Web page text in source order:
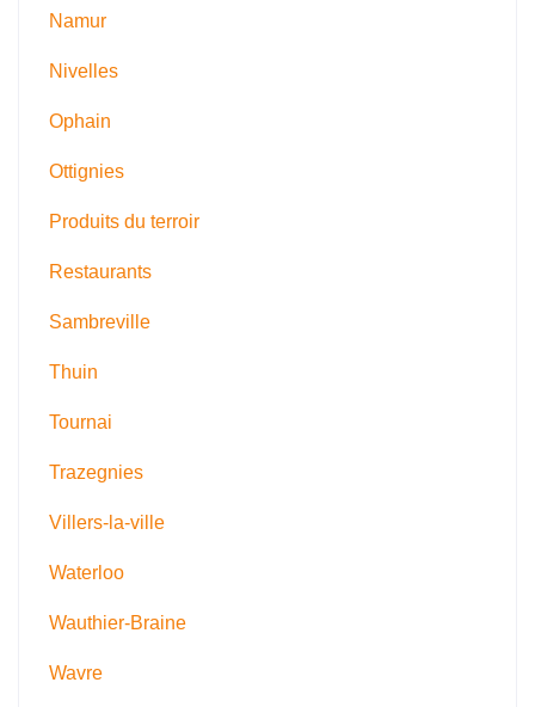
Namur
Nivelles
Ophain
Ottignies
Produits du terroir
Restaurants
Sambreville
Thuin
Tournai
Trazegnies
Villers-la-ville
Waterloo
Wauthier-Braine
Wavre